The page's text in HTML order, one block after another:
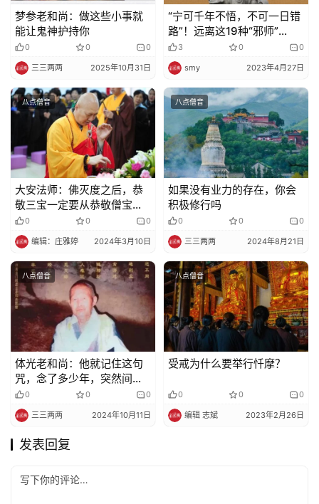
梦参老和尚：做这些小事就
能让鬼神护持你
0 0 0
三三两两 2025年10月31日
“宁可千年不悟，不可一日错
路”！远离这19种“邪师”
（二）
3 0 0
smy 2023年4月27日
八点僧音
大安法师：佛灭度之后，恭
敬三宝一定要从恭敬僧宝开
始0 0 0
编辑：庄雅婷 2024年3月10日
八点僧音
如果没有业力的存在，你会
积极修行吗
0 0 0
三三两两 2024年8月21日
八点僧音
体光老和尚：他就记住这句
咒，念了多少年，突然间这
个人不见了。。。
0 0 0
三三两两 2024年10月11日
八点僧音
受戒为什么要举行忏摩？
0 0 0
编辑 志斌 2023年2月26日
发表回复